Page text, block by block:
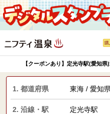
【クーポンあり】定光寺駅(愛知
1. 都道府県 東海 / 愛知県
2. 沿線・駅 定光寺駅